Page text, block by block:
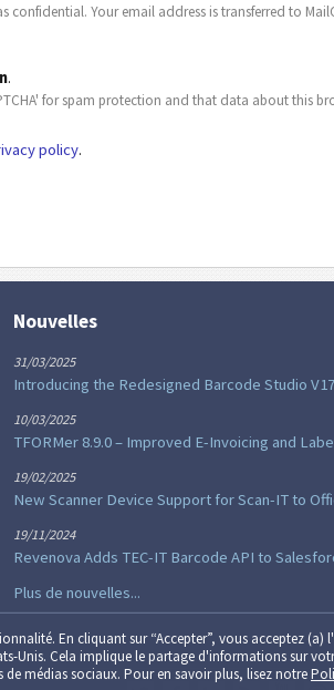
En cliquant sur “Accepter”, vous acceptez
Unis. Cela implique le partage d'informations sur
médias sociaux. Pour en savoir plus, lisez notre
Your email address is transferred to
.
for spam protection and that data about this
policy.
Nouvelles
31/03/2025
Introducing the Redesigned Barcode Studio
10/03/2025
TFORMer 8.9.0 – Improved E-Invoicing and
19/02/2025
New Scanner Device Support for Scan-IT to
19/11/2024
Revenova Adds TEC-IT Barcode API to
Plus de nouvelles...